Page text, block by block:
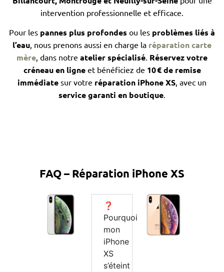
intervention professionnelle et efficace.
Pour les pannes plus profondes ou les problèmes liés à
l’eau , nous prenons aussi en charge la réparation carte
mère , dans notre atelier spécialisé Réservez votre
créneau en ligneet bénéficiez de 10 € de remise
immédiate sur votre réparation iPhone XS , avec un
service garanti en boutique
FAQ – Réparation iPhone XS
❓
Pourquoi
mon
iPhone
XS
s’éteint